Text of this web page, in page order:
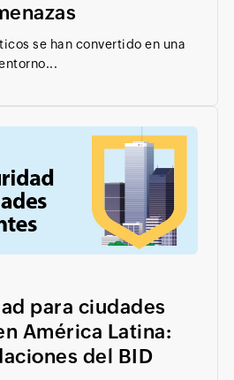
se han convertido en una
para ciudades
América Latina:
del BID